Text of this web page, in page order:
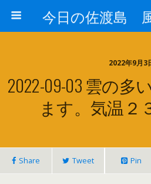
2022年9月3
2022-09-03 雲の多
ます。気温２
Share Tweet Pin